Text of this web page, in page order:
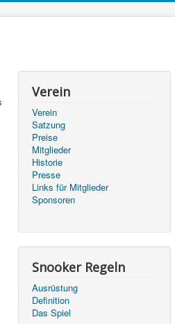
Verein
Verein
Satzung
Preise
Mitglieder
Historie
Presse
Links für Mitglieder
Sponsoren
Snooker Regeln
Ausrüstung
Definition
Das Spiel